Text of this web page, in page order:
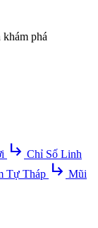
khám phá
subdirectory_arrow_right Chỉ Số Linh
Tự Tháp subdirectory_arrow_right Mũi